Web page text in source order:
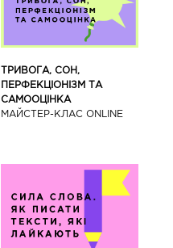
ТРИВОГА, СОН,
ПЕРФЕКЦІОНІЗМ ТА
САМООЦІНКА
МАЙСТЕР-КЛАС ONLINE